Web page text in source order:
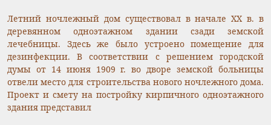
Летний ночлежный дом существовал в начале XX в. в
деревянном одноэтажном здании сзади земской
лечебницы. Здесь же было устроено помещение для
дезинфекции. В соответствии с решением городской
думы от 14 июня 1909 г. во дворе земской больницы
отвели место для строительства нового ночлежного дома.
Проект и смету на постройку кирпичного одноэтажного
здания представил